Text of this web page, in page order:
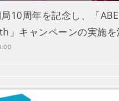
10周年を記念し、「
」キャンペーンの実施